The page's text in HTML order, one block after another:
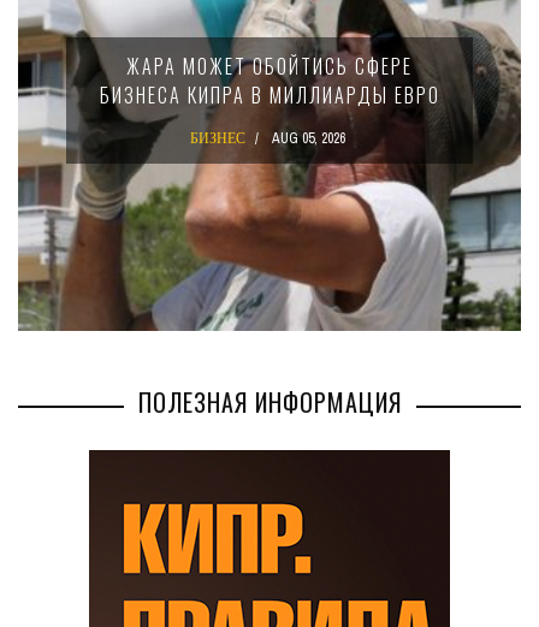
СФЕРЕ
ЕВРО
2026
МИНФИН КИПРА
15-ПРОЦЕНТНОМ
КРУПНЫХ
КОМПАНИЙ
БИЗНЕС AUG 02, 2026
ПОЛЕЗНАЯ ИНФОРМАЦИЯ